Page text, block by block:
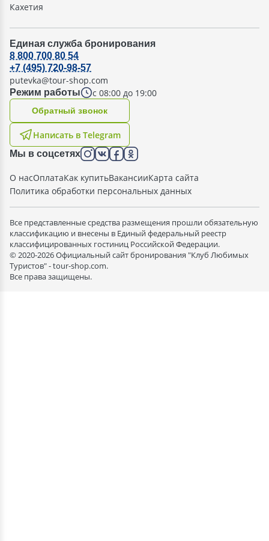
Кахетия
Единая служба бронирования
Режим работы с 08:00 до 19:00
8 800 700 80 54
+7 (495) 720-98-57
putevka@tour-shop.com
Написать в Telegram
Oбратный звонок
Мы в соцсетях
О насОплатаКак купитьВакансииКарта сайта
Политика обработки персональных данных
Все представленные средства размещения прошли обязательную
классификацию и внесены в Единый федеральный реестр
классифицированных гостиниц Российской Федерации.
© 2020-2026 Официальный сайт бронирования "Клуб Любимых
Туристов" - tour-shop.com.
Все права защищены.